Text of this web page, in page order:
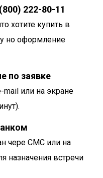
222-80-11
хотите купить в
но оформление
по заявке
или на экране
чере СМС или на
назначения встречи